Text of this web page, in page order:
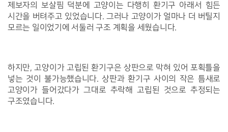
제보자의 보살핌 덕분에 고양이는 다행히 환기구 아래서 힘든
시간을 버텨주고 있었습니다. 그러나 고양이가 얼마나 더 버틸지
모르는 일이었기에 서둘러 구조 계획을 세웠습니다.
하지만, 고양이가 고립된 환기구은 상판으로 막혀 있어 포획틀을
넣는 것이 불가능했습니다. 상판과 환기구 사이의 작은 틈새로
고양이가 들어갔다가 그대로 추락해 고립된 것으로 추정되는
구조였습니다.